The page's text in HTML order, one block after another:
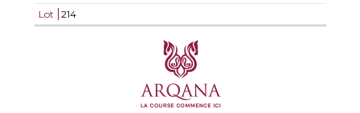
Lot
214